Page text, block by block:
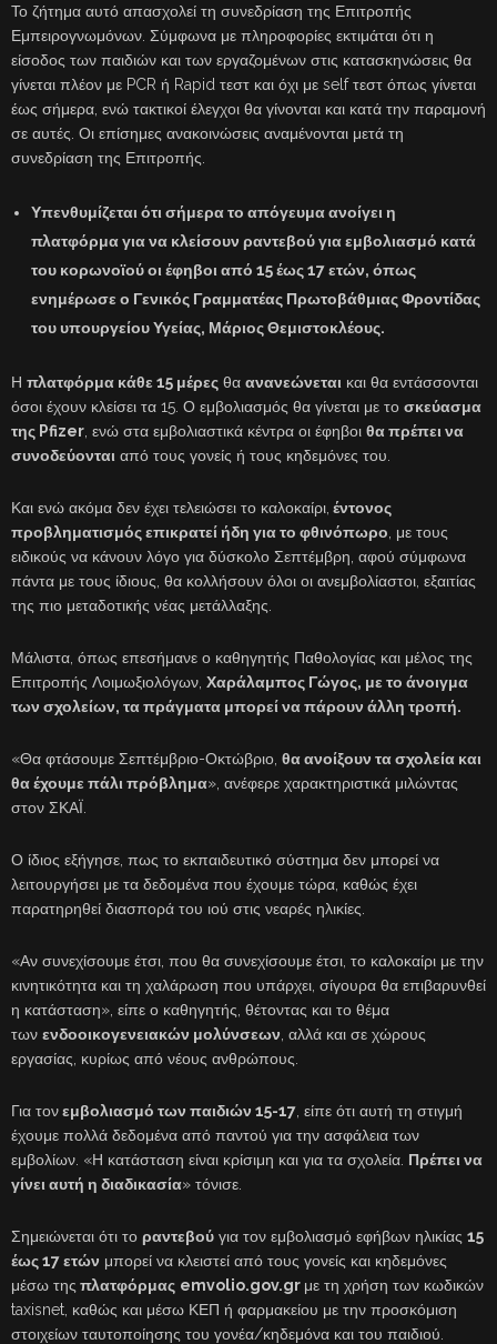
Το ζήτημα αυτό απασχολεί τη συνεδρίαση της Επιτροπής
Εμπειρογνωμόνων. Σύμφωνα με πληροφορίες εκτιμάται ότι η
είσοδος των παιδιών και των εργαζομένων στις κατασκηνώσεις θα
γίνεται πλέον με PCR ή Rapid τεστ και όχι με self τεστ όπως γίνεται
έως σήμερα, ενώ τακτικοί έλεγχοι θα γίνονται και κατά την παραμονή
σε αυτές. Οι επίσημες ανακοινώσεις αναμένονται μετά τη
συνεδρίαση της Επιτροπής.
Υπενθυμίζεται ότι σήμερα το απόγευμα ανοίγει η
πλατφόρμα για να κλείσουν ραντεβού γιαεμβολιασμό κατά
του κορωνοϊού οι έφηβοι από 15 έως 17 ετών, όπως
ενημέρωσε ο Γενικός Γραμματέας Πρωτοβάθμιας Φροντίδας
του υπουργείου Υγείας, Μάριος Θεμιστοκλέους.
Η πλατφόρμα κάθε 15 μέρες θα ανανεώνεται και θα εντάσσονται
όσοι έχουν κλείσει τα 15. Ο εμβολιασμός θα γίνεται με το σκεύασμα
της Pfizer , ενώ στα εμβολιαστικά κέντρα οι έφηβοι θα πρέπει να
συνοδεύονται από τους γονείς ή τους κηδεμόνες του.
Και ενώ ακόμα δεν έχει τελειώσει το καλοκαίρι, έντονος
προβληματισμός επικρατεί ήδη για το φθινόπωρο , με τους
ειδικούς να κάνουν λόγο για δύσκολο Σεπτέμβρη, αφού σύμφωνα
πάντα με τους ίδιους, θα κολλήσουν όλοι οι ανεμβολίαστοι, εξαιτίας
της πιο μεταδοτικής νέας μετάλλαξης.
Μάλιστα, όπως επεσήμανε ο καθηγητής Παθολογίας και μέλος της
Επιτροπής Λοιμωξιολόγων, Χαράλαμπος Γώγος, με το άνοιγμα
των σχολείων, τα πράγματα μπορεί να πάρουν άλλη τροπή.
«Θα φτάσουμε Σεπτέμβριο-Οκτώβριο, θα ανοίξουν τα σχολεία και
θα έχουμε πάλι πρόβλημα», ανέφερε χαρακτηριστικά μιλώντας
στον ΣΚΑΪ.
Ο ίδιος εξήγησε, πως το εκπαιδευτικό σύστημα δεν μπορεί να
λειτουργήσει με τα δεδομένα που έχουμε τώρα, καθώς έχει
παρατηρηθεί διασπορά του ιού στις νεαρές ηλικίες.
«Αν συνεχίσουμε έτσι, που θα συνεχίσουμε έτσι, το καλοκαίρι με την
κινητικότητα και τη χαλάρωση που υπάρχει, σίγουρα θα επιβαρυνθεί
η κατάσταση», είπε ο καθηγητής, θέτοντας και το θέμα
των ενδοοικογενειακών μολύνσεων , αλλά και σε χώρους
εργασίας, κυρίως από νέους ανθρώπους.
Για τονεμβολιασμό των παιδιών 15-17 , είπε ότι αυτή τη στιγμή
έχουμε πολλά δεδομένα από παντού για την ασφάλεια των
εμβολίων. «Η κατάσταση είναι κρίσιμη και για τα σχολεία. Πρέπει να
γίνει αυτή η διαδικασία» τόνισε.
Σημειώνεται ότι το ραντεβού για τον εμβολιασμό εφήβων ηλικίας 15
έως 17 ετών μπορεί να κλειστεί από τους γονείς και κηδεμόνες
μέσω της πλατφόρμας emvolio.gov.gr με τη χρήση των κωδικών
taxisnet, καθώς και μέσω ΚΕΠ ή φαρμακείου με την προσκόμιση
στοιχείων ταυτοποίησης του γονέα/κηδεμόνα και του παιδιού.